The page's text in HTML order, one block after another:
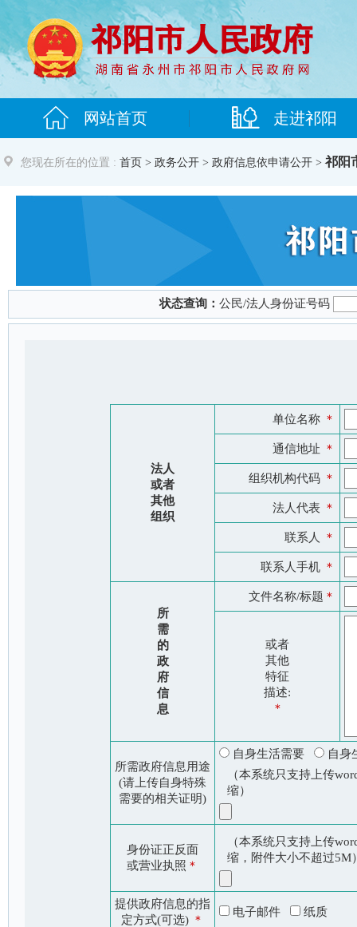
您现在所在的位置 : 首页 > 政务公开 > 政府信息依申请公开 >祁阳
状态查询： 公民/法人身份证号码
法人
或者
其他
组织
单位名称 ＊
通信地址 ＊
组织机构代码 ＊
法人代表 ＊
联系人 ＊
联系人手机 ＊
所
需
的
政
府
信
息
文件名称/标题 ＊
或者
其他
特征
描述:
＊
所需政府信息用途
(请上传自身特殊
需要的相关证明)
自身生活需要
自
（本系统只支持上传
缩）
身份证正反面
或营业执照 ＊
（本系统只支持上传
缩，附件大小不超过5M
提供政府信息的指
定方式(可选) ＊
电子邮件 纸质